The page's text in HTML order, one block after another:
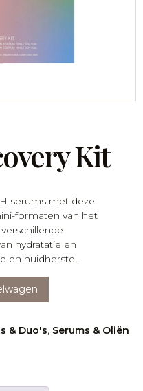
Kit
serums met deze
formaten van het
hydratatie en
en huidherstel.
& Duo's, Serums & Oliën